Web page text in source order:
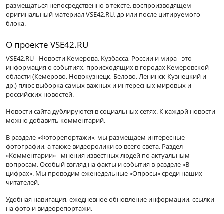
размещаться непосредственно в тексте, воспроизводящем
оригинальный материал VSE42.RU, до или после цитируемого
блока.
О проекте VSE42.RU
VSE42.RU - Новости Кемерова, Кузбасса, России и мира - это
информация о событиях, происходящих в городах Кемеровской
области (Кемерово, Новокузнецк, Белово, Ленинск-Кузнецкий и
др.) плюс выборка самых важных и интересных мировых и
российских новостей.
Новости сайта дублируются в социальных сетях. К каждой новости
можно добавить комментарий.
В разделе «Фоторепортажи», мы размещаем интересные
фотографии, а также видеоролики со всего света. Раздел
«Комментарии» - мнения известных людей по актуальным
вопросам. Особый взгляд на факты и события в разделе «В
цифрах». Мы проводим еженедельные «Опросы» среди наших
читателей.
Удобная навигация, ежедневное обновление информации, ссылки
на фото и видеорепортажи.